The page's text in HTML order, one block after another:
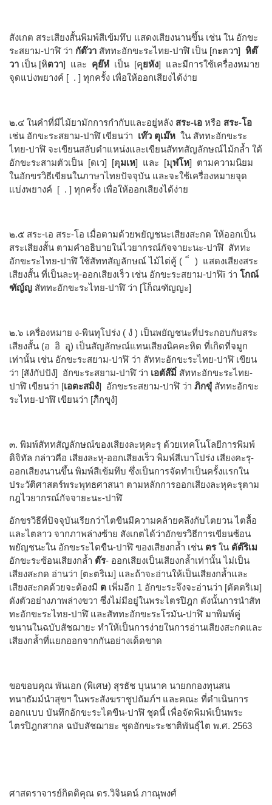
สังเกต สระเสียงสั้นพิมพ์สีเข้มทึบ แสดงเสียงนานขึ้น เช่น ใน อักขะ
ระสยาม-ปาฬิ ว่า กัต๊วา สัททะอักขะระไทย-ปาฬิ เป็น [กะตวา] หิต๊
วา เป็น [หิตวา] และ คุย๊หํ เป็น [คุยหัง] และมีการใช้เครื่องหมาย
จุดแบ่งพยางค์ [ . ] ทุกครั้ง เพื่อให้ออกเสียงได้ง่าย
๒.๔ ในคำที่มีไม้ยามักการกำกับและอยู่หลัง สระ-เอ หรือ สระ-โอ
เช่น อักขะระสยาม-ปาฬิ เขียนว่า เท๊ว ตุเม๊ห ใน สัททะอักขะระ
ไทย-ปาฬิ จะเขียนสลับตำแหน่งและเขียนสัททสัญลักษณ์ไม้กล้ำ ใต้
อักขะระสามตัวเป็น [ดเว] [ตุมเห] และ [มุฬโห] ตามความนิยม
ในอักขรวิธีเขียนในภาษาไทยปัจจุบัน และจะใช้เครื่องหมายจุด
แบ่งพยางค์ [ . ] ทุกครั้ง เพื่อให้ออกเสียงได้ง่าย
๒.๕ สระ-เอ สระ-โอ เมื่อตามด้วยพยัญชนะเสียงสะกด ให้ออกเป็น
สระเสียงสั้น ตามคำอธิบายในไวยากรณ์กัจจายะนะ-ปาฬิ สัททะ
อักขะระไทย-ปาฬิ ใช้สัททสัญลักษณ์ ไม้ไต่คู้ ( ็ ) แสดงเสียงสระ
เสียงสั้น ที่เป็นละหุ-ออกเสียงเร็ว เช่น อักขะระสยาม-ปาฬิî ว่า โกณ์
ฑัญ์ญ สัททะอักขะระไทย-ปาฬิ ว่า [โก็ณฑัญญะ]
๒.๖ เครื่องหมาย ง-พินทุโปร่ง ( งํ ) เป็นพยัญชนะที่ประกอบกับสระ
เสียงสั้น (อ อิ อ) เป็นสัญลักษณ์แทนเสียงนิคคะหิต ที่เกิดที่จมูก
เท่านั้น เช่น อักขะระสยาม-ปาฬิ ว่า สัททะอักขะระไทย-ปาฬิ เขียน
ว่า [สังํกัปปังํ] อักขะระสยาม-ปาฬิ ว่า เอตัส๊มิํ สัททะอักขะระไทย-
ปาฬิ เขียนว่า [เอตะสมิงํ] อักขะระสยาม-ปาฬิ ว่า ภิกขุํ สัททะอักขะ
ระไทย-ปาฬิ เขียนว่า [ภกขงํ]
๓. พิมพ์สัททสัญลักษณ์ของเสียงละหุคะรุ ด้วยเทคโนโลยีการพิมพ์
ดิจิทัล กล่าวคือ เสียงละหุ-ออกเสียงเร็ว พิมพ์สีเบาโปร่ง เสียงคะรุ-
ออกเสียงนานขึ้น พิมพ์สีเข้มทึบ ซึ่งเป็นการจัดทำเป็นครั้งแรกใน
ประวัติศาสตร์พระพุทธศาสนา ตามหลักการออกเสียงละหุคะรุตาม
กฎไวยากรณ์กัจจายะนะ-ปาฬิ
อักขรวิธีที่ปัจจุบันเรียกว่าไตขืนมีความคล้ายคลึงกับไตยวน ไตลื้อ
และไตลาว จากภาพล่างซ้าย สังเกตได้ว่าอักขรวิธีการเขียนซ้อน
พยัญชนะใน อักขะระไตขืน-ปาฬิ ของเสียงกล้ำ เช่น ตรใน ตัต๊ริเม
อักขะระซ้อนเสียงกล้ำ ต๊ร- ออกเสียงเป็นเสียงกล้ำเท่านั้น ไม่เป็น
เสียงสะกด อ่านว่า [ตะตริเม] และถ้าจะอ่านให้เป็นเสียงกล้ำและ
เสียงสะกดด้วยจะต้องมี ต เพิ่มอีก 1 อักขะระจึงจะอ่านว่า [ตัตตริเม]
ดังตัวอย่างภาพล่างขวา ซึ่งไม่มีอยู่ในพระไตรปิฎก ดังนั้นการนำสัท
ทะอักขะระไทย-ปาฬิ และสัททะอักขะระโรมัน-ปาฬิ มาพิมพ์คู่
ขนานในฉบับสัชฌายะ ทำให้เป็นการง่ายในการอ่านเสียงสะกดและ
เสียงกล้ำที่แยกออกจากกันอย่างเด็ดขาด
ขอขอบคุณ พันเอก (พิเศษ) สุรธัช บุนนาค นายกกองทุนสน
ทนาธัมม์นำสุขฯ ในพระสังฆราชูปถัมภ์ฯ และคณะ ที่ดำเนินการ
ออกแบบ บันทึกอักขะระไตขืน-ปาฬิ ชุดนี้ เพื่อจัดพิมพ์เป็นพระ
ไตรปิฎกสากล ฉบับสัชฌายะ ชุดอักขะระชาติพันธุ์ไต พ.ศ. 2563
ศาสตราจารย์กิตติคุณ ดร.วิจินตน์ ภาณุพงศ์